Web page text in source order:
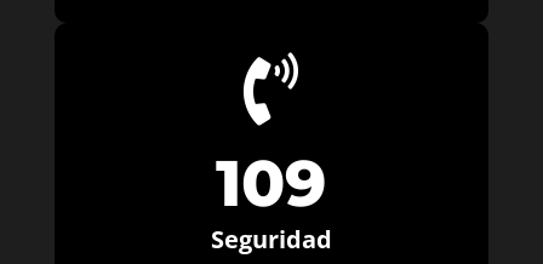

109
Seguridad